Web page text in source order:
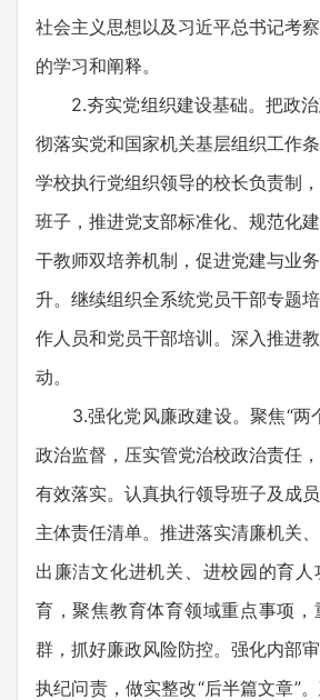
社会主义思想以及习近平总书记考
的学习和阐释。
2.夯实党组织建设基础。把政治
彻落实党和国家机关基层组织工作
学校执行党组织领导的校长负责制
班子，推进党支部标准化、规范化
干教师双培养机制，促进党建与业
升。继续组织全系统党员干部专题
作人员和党员干部培训。深入推进
动。
3.强化党风廉政建设。聚焦“两
政治监督，压实管党治校政治责任
有效落实。认真执行领导班子及成
主体责任清单。推进落实清廉机关
出廉洁文化进机关、进校园的育
育，聚焦教育体育领域重点事项，
群，抓好廉政风险防控。强化内部
执纪问责，做实整改“后半篇文章”